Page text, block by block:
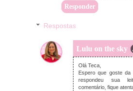
Responder
Respostas
Lulu on the sky
segunda-
Olá Teca,
Espero que goste da
respondeu sua
comentário, fique